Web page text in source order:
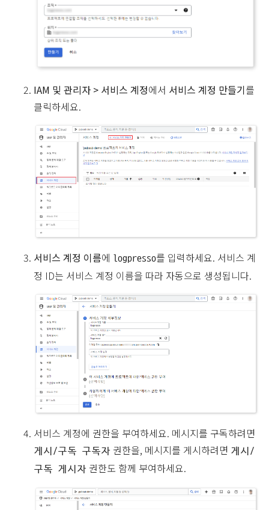
IAM 및 관리자 > 서비스 계정에서 서비스 계정 만들기를
클릭하세요.
서비스 계정 이름에 logpresso를 입력하세요. 서비스 계
정 ID는 서비스 계정 이름을 따라 자동으로 생성됩니다.
서비스 계정에 권한을 부여하세요. 메시지를 구독하려면
게시/구독 구독자 권한을, 메시지를 게시하려면 게시/
구독 게시자 권한도 함께 부여하세요.